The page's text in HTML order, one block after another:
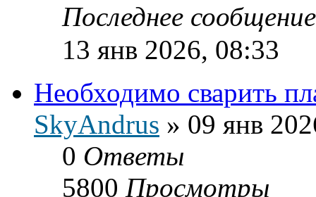
Последнее
13 янв 2026, 08:33
Необходимо сварить
SkyAndrus » 09 янв
0 Ответы
5800 Просмотры